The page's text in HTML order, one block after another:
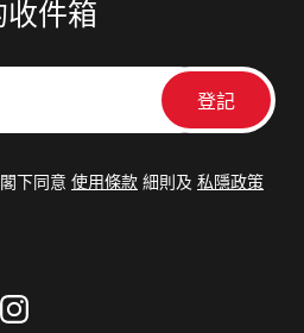
收件箱
下同意 使用條款 細則及 私隱政策